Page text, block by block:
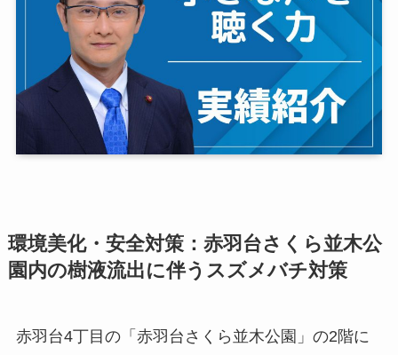
環境美化・安全対策：赤羽台さくら並木公
園内の樹液流出に伴うスズメバチ対策
赤羽台4丁目の「赤羽台さくら並木公園」の2階に